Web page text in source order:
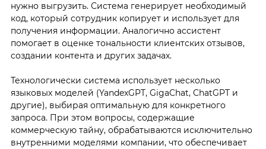
нужно выгрузить. Система генерирует необходимый
код, который сотрудник копирует и использует для
получения информации. Аналогично ассистент
помогает в оценке тональности клиентских отзывов,
создании контента и других задачах.
Технологически система использует несколько
языковых моделей (YandexGPT, GigaChat, ChatGPT и
другие), выбирая оптимальную для конкретного
запроса. При этом вопросы, содержащие
коммерческую тайну, обрабатываются исключительно
внутренними моделями компании, что обеспечивает